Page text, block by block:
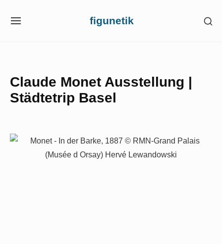
figunetik
SITE
Claude Monet Ausstellung |
Städtetrip Basel